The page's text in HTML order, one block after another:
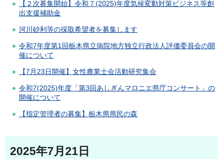
【２次募集開始】令和７(2025)年度気候変動対策ビジネス等創
出支援補助金
河川砂利等の採取希望者を募集します
令和7年度第1回栃木県立病院地方独立行政法人評価委員会の開
催について
【7月23日開催】女性農業士会活動研究集会
令和7(2025)年度「第3回あしぎんマロニエ県庁コンサート」の
開催について
【指定管理者の募集】栃木県県民の森
2025年7月21日